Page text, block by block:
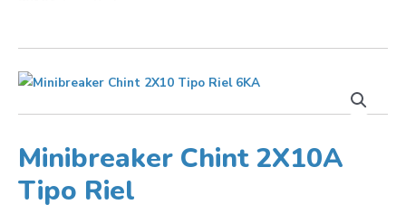
Minibreaker Chint 2X10A
Tipo Riel